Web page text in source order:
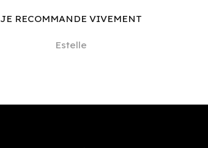
JE RECOMMANDE VIVEMENT
Estelle